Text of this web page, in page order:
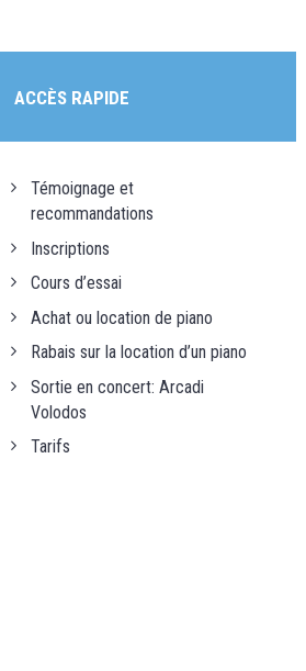
ACCÈS RAPIDE
Témoignage et
recommandations
Inscriptions
Cours d’essai
Achat ou location de piano
Rabais sur la location d’un piano
Sortie en concert: Arcadi
Volodos
Tarifs